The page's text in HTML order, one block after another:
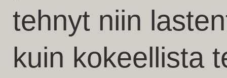
tehnyt niin
kuin kokeellista